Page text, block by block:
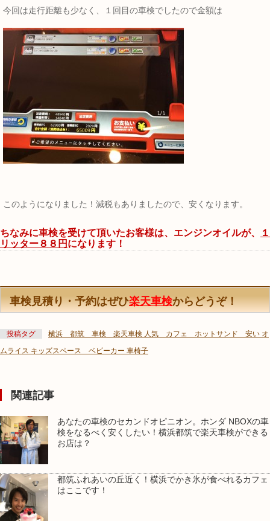
今回は走行距離も少なく、１回目の車検でしたので金額は
このようになりました！減税もありましたので、安くなります。
ちなみに車検を受けて頂いたお客様は、エンジンオイルが、
１
リッター８８円 になります！
車検見積り・予約はぜひ楽天車検からどうぞ！
投稿タグ
横浜 都筑 車検 楽天車検 人気 カフェ ホットサンド 安い オ
ムライス キッズスペース ベビーカー 車椅子
関連記事
あなたの車検のセカンドオピニオン。ホンダ NBOXの車
検をなるべく安くしたい！横浜都筑で楽天車検ができる
お店は？
都筑ふれあいの丘近く！横浜でかき氷が食べれるカフェ
はここです！